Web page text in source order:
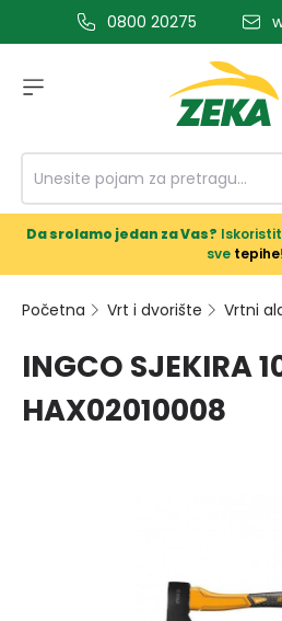
glavni sadržaj0800 20275
Da srolamo jedan za Vas?
sve tepihe!
Početna Vrt i dvorište Vrtni
INGCO SJEKIRA
HAX02010008